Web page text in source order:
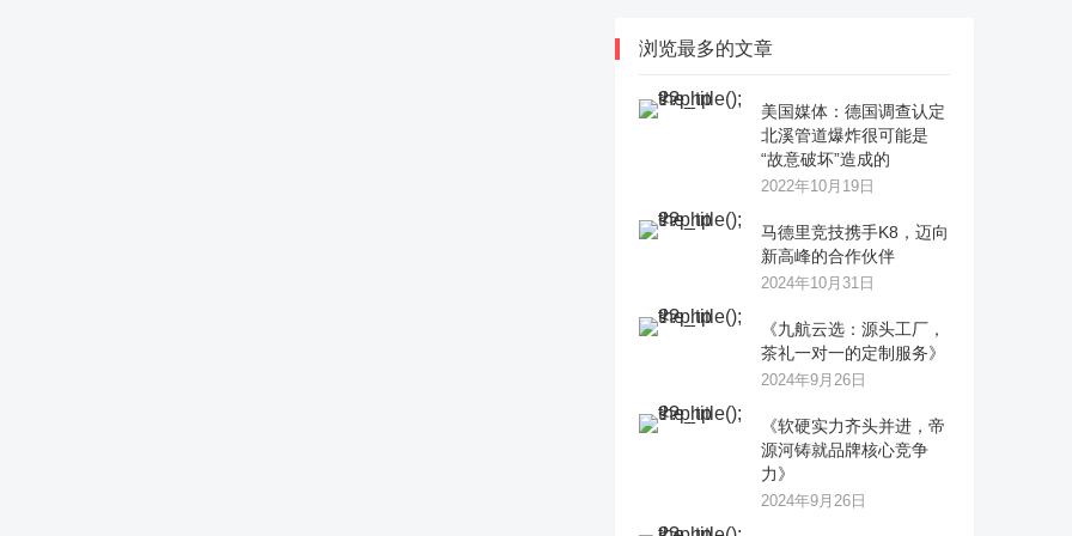
浏览最多的文章
美国媒体：德国调查认定
北溪管道爆炸很可能是
“故意破坏”造成的
2022年10月19日
马德里竞技携手K8，迈向
新高峰的合作伙伴
2024年10月31日
《九航云选：源头工厂，
茶礼一对一的定制服务》
2024年9月26日
《软硬实力齐头并进，帝
源河铸就品牌核心竞争
力》
2024年9月26日